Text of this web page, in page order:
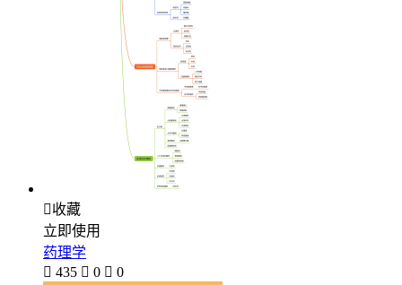
收藏
立即使用
药理学
 435  0  0